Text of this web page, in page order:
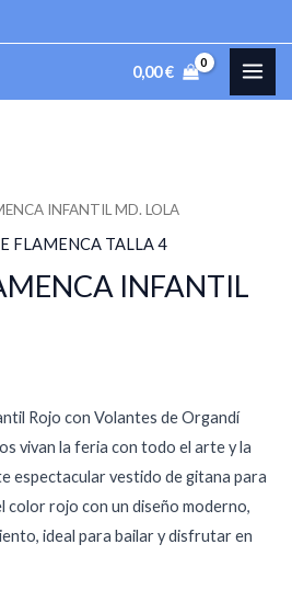
0,00€
INFANTIL MD. LOLA
FLAMENCA TALLA 4
INFANTIL
Rojo con Volantes de Organdí
vivan la feria con todo el arte y la
espectacular vestido de gitana para
color rojo con un diseño moderno,
ideal para bailar y disfrutar en